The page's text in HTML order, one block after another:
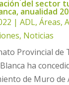
del sector
anualidad
| ADL, Áreas,
, Noticias
Provincial de
ha
de Muro de